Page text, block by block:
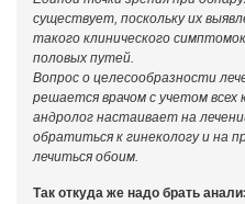
существует, поскольку их
такого клинического
половых путей.
Вопрос о целесообразности
решается врачом с учетом всех
андролог настаивает на
обратиться к гинекологу и на
лечиться обоим.
Так откуда же надо брать